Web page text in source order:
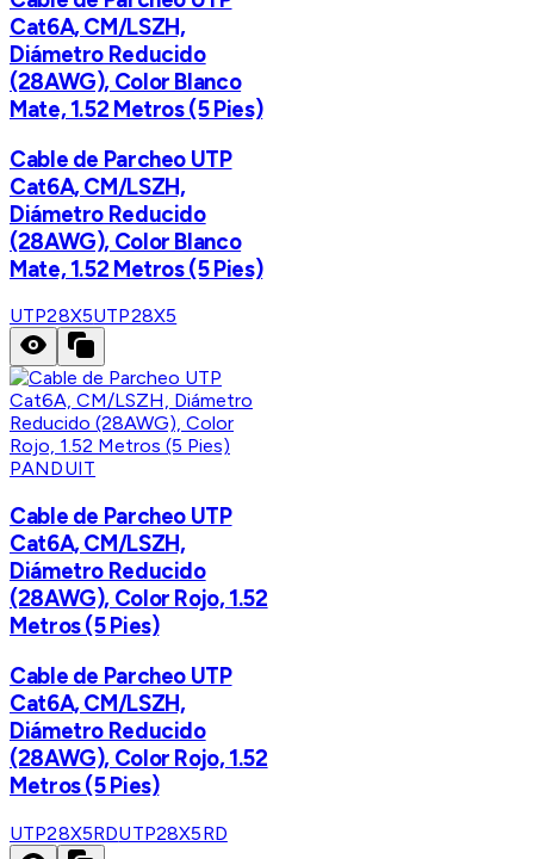
Cat6A, CM/LSZH,
Diámetro Reducido
(28AWG), Color Blanco
Mate, 1.52 Metros (5 Pies)
Cable de Parcheo UTP
Cat6A, CM/LSZH,
Diámetro Reducido
(28AWG), Color Blanco
Mate, 1.52 Metros (5 Pies)
UTP28X5UTP28X5
PANDUIT
Cable de Parcheo UTP
Cat6A, CM/LSZH,
Diámetro Reducido
(28AWG), Color Rojo, 1.52
Metros (5 Pies)
Cable de Parcheo UTP
Cat6A, CM/LSZH,
Diámetro Reducido
(28AWG), Color Rojo, 1.52
Metros (5 Pies)
UTP28X5RDUTP28X5RD